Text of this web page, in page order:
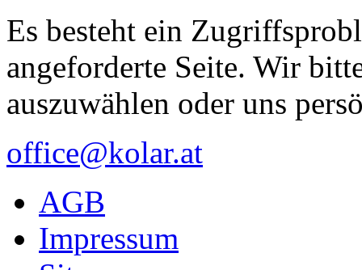
Es besteht ein
angeforderte Seite. Wir
auszuwählen oder uns
office@kolar.at
AGB
Impressum